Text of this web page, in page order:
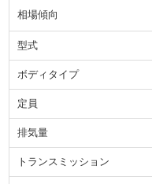
相場傾向
型式
ボディタイプ
定員
排気量
トランスミッション